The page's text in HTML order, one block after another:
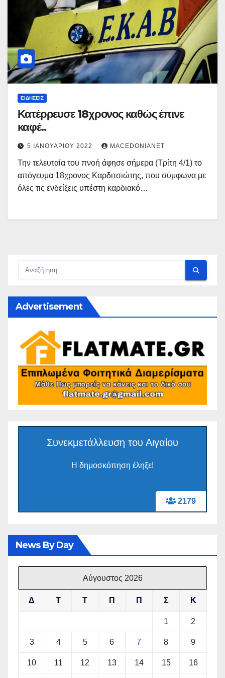
ΕΙΔΉΣΕΙΣ
Κατέρρευσε 18χρονος καθώς έπινε
καφέ..
5 ΙΑΝΟΥΑΡΊΟΥ 2022 MACEDONIANET
Την τελευταία του πνοή άφησε σήμερα (Τρίτη 4/1) το
απόγευμα 18χρονος Καρδιτσιώτης, που σύμφωνα με
όλες τις ενδείξεις υπέστη καρδιακό…
Advertisement
2179
Συνεκμετάλλευση του Αιγαίου
Η δημοσκόπηση έληξε!
News By Day
Αύγουστος 2026
Δ Τ Τ Π Π Σ Κ
1 2
3 4 5 6 7 8 9
10 11 12 13 14 15 16